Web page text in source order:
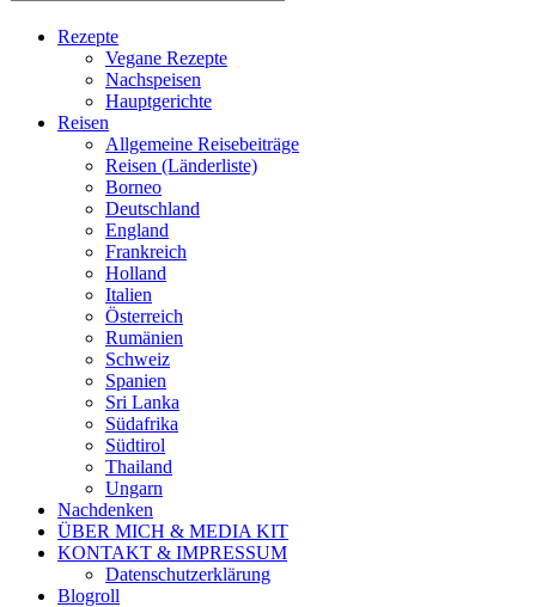
Rezepte
Vegane Rezepte
Nachspeisen
Hauptgerichte
Reisen
Allgemeine Reisebeiträge
Reisen (Länderliste)
Borneo
Deutschland
England
Frankreich
Holland
Italien
Österreich
Rumänien
Schweiz
Spanien
Sri Lanka
Südafrika
Südtirol
Thailand
Ungarn
Nachdenken
ÜBER MICH & MEDIA KIT
KONTAKT & IMPRESSUM
Datenschutzerklärung
Blogroll